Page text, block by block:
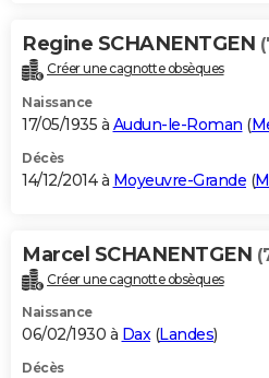
Regine SCHANENTGEN
Créer une cagnotte obsèques
Naissance
17/05/1935 à Audun-le-Roman (
Décès
14/12/2014 à Moyeuvre-Grande (
Marcel SCHANENTGEN
Créer une cagnotte obsèques
Naissance
06/02/1930 à Dax(Landes)
Décès